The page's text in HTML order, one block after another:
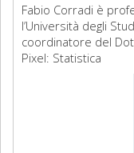
Fabio Corradi è
l’Università degli
coordinatore del
Pixel: Statistica